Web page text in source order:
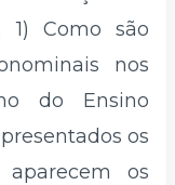
1) Como são
nos
do Ensino
os
os